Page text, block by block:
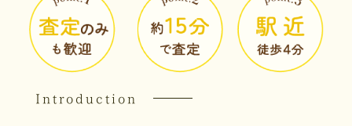
Introduction